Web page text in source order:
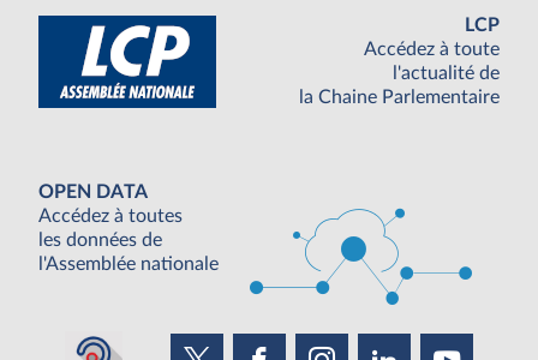
LCP
Accédez à toute
l'actualité de
la Chaine Parlementaire
OPEN DATA
Accédez à toutes
les données de
l'Assemblée nationale